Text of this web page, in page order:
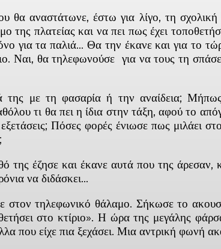
αναστάτωνε, έστω για λίγο, τη
πλατείας και να πει πως έχει
για τα παλιά… Θα την έκανε και για το
Ναι, θα τηλεφωνούσε για να τους τη
με τη φασαρία ή την αναίδεια; Μήπως
τι θα πει η ίδια στην τάξη, αφού το
Πόσες φορές ένιωσε πως μιλάει
έζησε και έκανε αυτά που της άρεσαν,
να διδάσκει…
στον τηλεφωνικό θάλαμο. Σήκωσε το
στο κτίριο». Η ώρα της μεγάλης
που είχε πια ξεχάσει. Μια αντρική φωνή